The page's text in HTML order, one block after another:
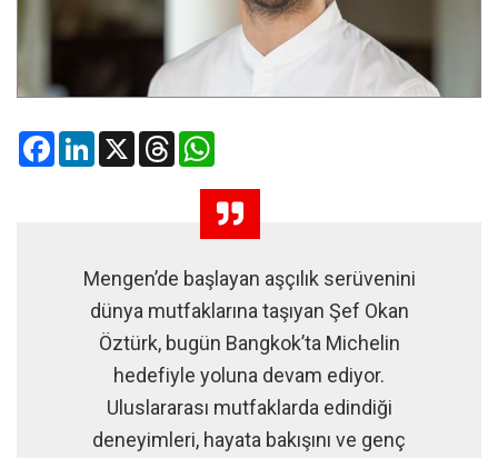
FacebookLinkedIn
X Threads
Mengen’de başlayan aşçılık serüvenini
dünya mutfaklarına taşıyan Şef Okan
Öztürk, bugün Bangkok’ta Michelin
hedefiyle yoluna devam ediyor.
Uluslararası mutfaklarda edindiği
deneyimleri, hayata bakışını ve genç